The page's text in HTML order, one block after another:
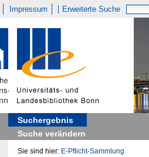
Impressum Erweiterte Suche
Suchergebnis
Suche verändern
Sie sind hier: E-Pflicht-Sammlung